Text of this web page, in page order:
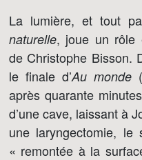
La lumière, et tout
naturelle, joue un rôle
de Christophe Bisson.
le finale d’Au monde
après quarante
d’une cave, laissant à
une laryngectomie, le
« remontée à la